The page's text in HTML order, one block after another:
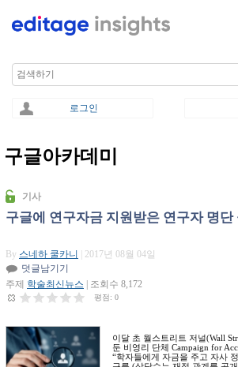
Search
로그인
You are here
구글아카데미
기사
구글에 연구자금 지원받은 연구자 명단
By 스네하 쿨카니
| 2017년 08월 04일
덧글남기기
주제 학술최신뉴스 | 조회수 8,172
평점: 0
이달 초 월스트리트 저널(Wall
둔 비영리 단체 Campaign for
“학자들에게 자금을 주고 자사